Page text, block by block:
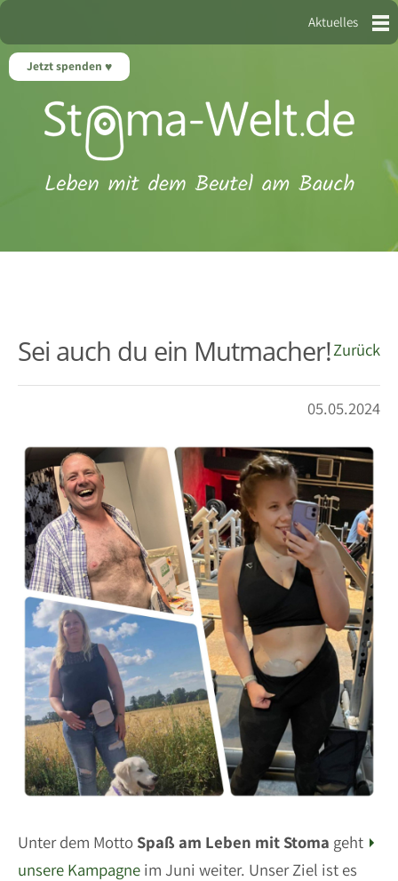
Jetzt spenden
Aktuelles
Sei auch du ein Mutmacher!Zurück
05.05.2024
Unter dem Motto Spaß am Leben mit Stoma geht
unsere Kampagne im Juni weiter. Unser Ziel ist es